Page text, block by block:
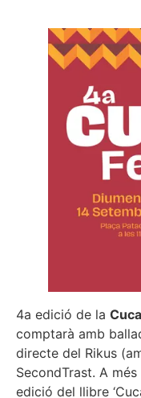
4a edició de la
comptarà amb
directe del Rikus
SecondTrast. A
edició del llibre